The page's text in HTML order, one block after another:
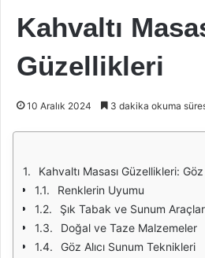
Kahvaltı
Güzellikleri
10 Aralık 2024 3 dakika okuma
Kahvaltı Masası Güzellikleri: Göz
Renklerin Uyumu
Şık Tabak ve Sunum
Doğal ve Taze Malzemeler
Göz Alıcı Sunum Teknikleri